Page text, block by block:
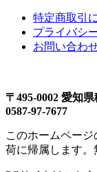
特定商取引
プライバシ
お問い合わ
〒495-0002 愛知
0587-97-7677
このホームペー
荷に帰属します。